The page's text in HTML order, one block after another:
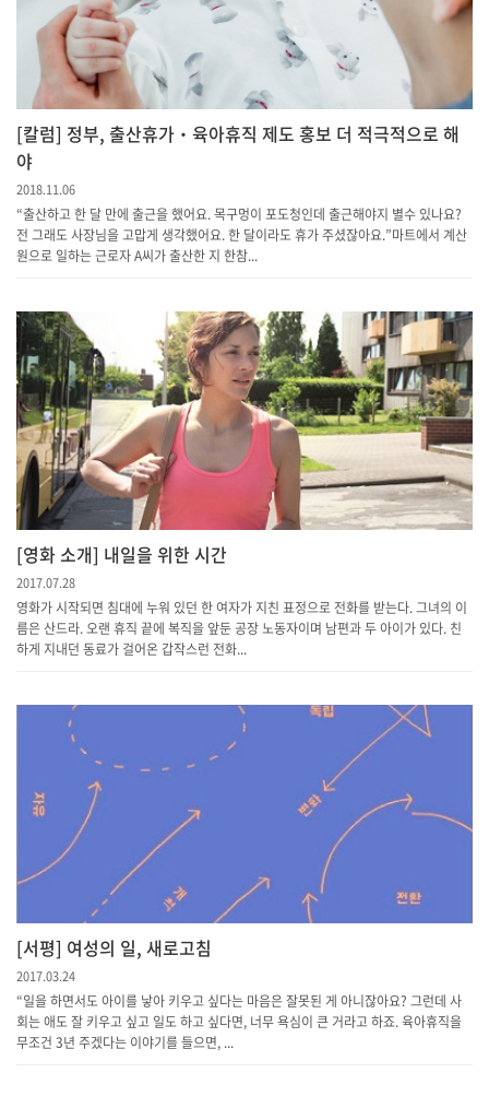
[칼럼] 정부, 출산휴가‧육아휴직 제도 홍보 더 적극적으로 해
야
2018.11.06
“출산하고 한 달 만에 출근을 했어요. 목구멍이 포도청인데 출근해야지 별수 있나요?
전 그래도 사장님을 고맙게 생각했어요. 한 달이라도 휴가 주셨잖아요.”마트에서 계산
원으로 일하는 근로자 A씨가 출산한 지 한참...
[영화 소개] 내일을 위한 시간
2017.07.28
영화가 시작되면 침대에 누워 있던 한 여자가 지친 표정으로 전화를 받는다. 그녀의 이
름은 산드라. 오랜 휴직 끝에 복직을 앞둔 공장 노동자이며 남편과 두 아이가 있다. 친
하게 지내던 동료가 걸어온 갑작스런 전화...
[서평] 여성의 일, 새로고침
2017.03.24
“일을 하면서도 아이를 낳아 키우고 싶다는 마음은 잘못된 게 아니잖아요? 그런데 사
회는 애도 잘 키우고 싶고 일도 하고 싶다면, 너무 욕심이 큰 거라고 하죠. 육아휴직을
무조건 3년 주겠다는 이야기를 들으면, ...